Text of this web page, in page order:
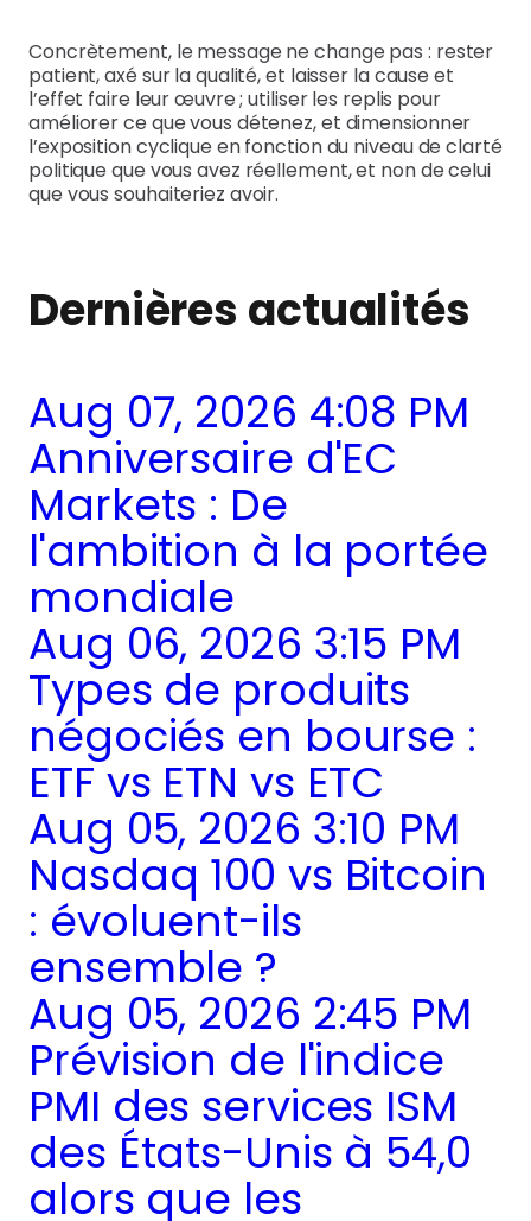
Concrètement, le message ne change pas : rester
patient, axé sur la qualité, et laisser la cause et
l’effet faire leur œuvre ; utiliser les replis pour
améliorer ce que vous détenez, et dimensionner
l’exposition cyclique en fonction du niveau de clarté
politique que vous avez réellement, et non de celui
que vous souhaiteriez avoir.
Dernières actualités
Aug 07, 2026 4:08 PM
Anniversaire d'EC
Markets : De
l'ambition à la portée
mondiale
Aug 06, 2026 3:15 PM
Types de produits
négociés en bourse :
ETF vs ETN vs ETC
Aug 05, 2026 3:10 PM
Nasdaq 100 vs Bitcoin
: évoluent-ils
ensemble ?
Aug 05, 2026 2:45 PM
Prévision de l'indice
PMI des services ISM
des États-Unis à 54,0
alors que les